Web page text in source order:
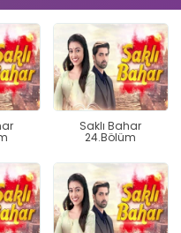
Saklı Bahar
24.Bölüm